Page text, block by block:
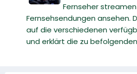
Fernseher
Fernsehsendungen ansehen.
auf die verschiedenen
und erklärt die zu